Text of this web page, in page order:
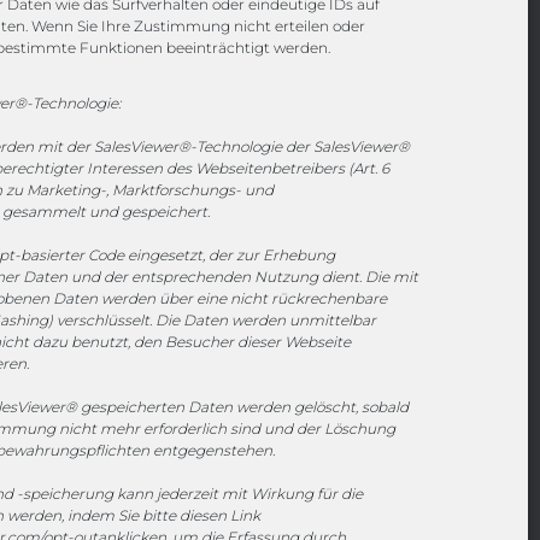
wie das Surfverhalten oder eindeutige IDs auf
Wenn Sie Ihre Zustimmung nicht erteilen oder
Funktionen beeinträchtigt werden.
Technologie:
mit der SalesViewer®-Technologie der SalesViewer®
Interessen des Webseitenbetreibers (Art. 6
zu Marketing-, Marktforschungs- und
und gespeichert.
basierter Code eingesetzt, der zur Erhebung
Daten und der entsprechenden Nutzung dient. Die mit
Daten werden über eine nicht rückrechenbare
verschlüsselt. Die Daten werden unmittelbar
dazu benutzt, den Besucher dieser Webseite
gespeicherten Daten werden gelöscht, sobald
nicht mehr erforderlich sind und der Löschung
entgegenstehen.
-speicherung kann jederzeit mit Wirkung für die
indem Sie bitte diesen Link
Channels
+49 2173 265 06 0
Mo. - Do. 08:00 - 17:00 Uhr
Sponsoring